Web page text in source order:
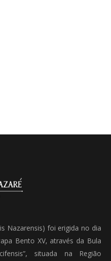
Nazarensis) foi erigida no dia
Bento XV, através da Bula
situada na Região